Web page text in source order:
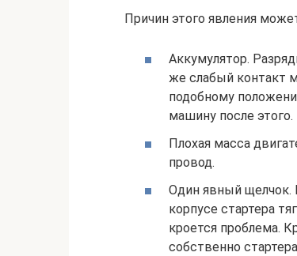
Причин этого явления
Аккумулятор.
же слабый контакт
подобному
машину после этого.
Плохая масса
провод.
Один явный щелчок.
корпусе стартера
кроется проблема.
собственно